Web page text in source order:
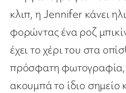
κλιπ, η Jennifer κάνει
φορώντας ένα ροζ
έχει το χέρι του στα
πρόσφατη φωτογραφία,
ακουμπά το ίδιο σημείο